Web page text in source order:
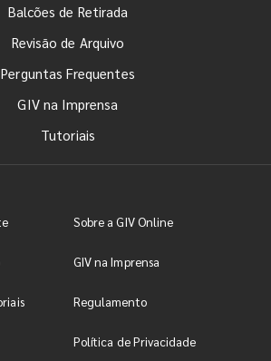
Balcões de Retirada
Revisão de Arquivo
Perguntas Frequentes
GIV na Imprensa
Tutoriais
Sobre a GIV Online
GIV na Imprensa
Regulamento
Política de Privacidade